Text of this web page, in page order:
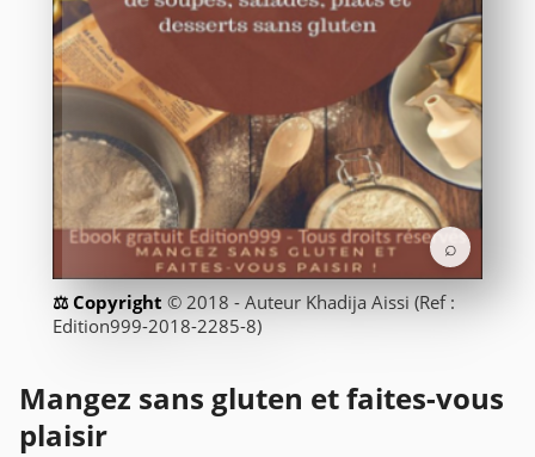
⌕
© 2018 - Auteur Khadija Aissi (Ref :
Edition999-2018-2285-8)
Mangez sans gluten et faites-vous
plaisir